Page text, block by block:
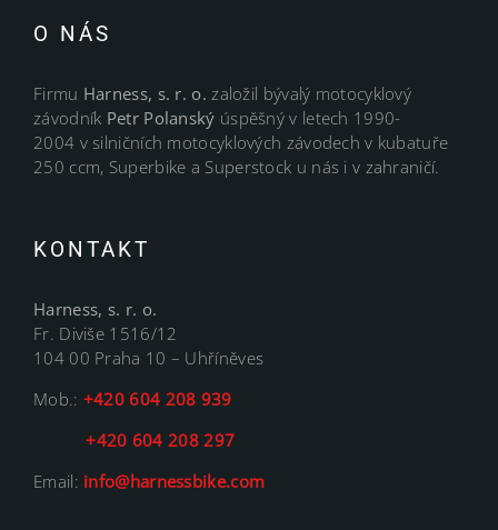
O NÁS
Firmu Harness, s. r. o.založil bývalý motocyklový
závodník Petr Polanský úspěšný v letech 1990-
2004 v silničních motocyklových závodech v kubatuře
250 ccm, Superbike a Superstock u nás i v zahraničí.
KONTAKT
Harness, s. r. o.
Fr. Diviše 1516/12
104 00 Praha 10 – Uhříněves
Mob.: +420 604 208 939
+420 604 208 297
Email: info@harnessbike.com